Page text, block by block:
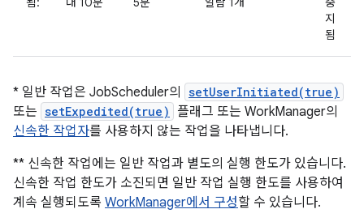
지
됨
* 일반 작업은 JobScheduler의 setUserInitiated(true)
또는 setExpedited(true)
플래그 또는 WorkManager의
신속한 작업자를 사용하지 않는 작업을 나타냅니다.
** 신속한 작업에는 일반 작업과 별도의 실행 한도가 있습니다.
신속한 작업 한도가 소진되면 일반 작업 실행 한도를 사용하여
계속 실행되도록 WorkManager에서 구성할 수 있습니다.